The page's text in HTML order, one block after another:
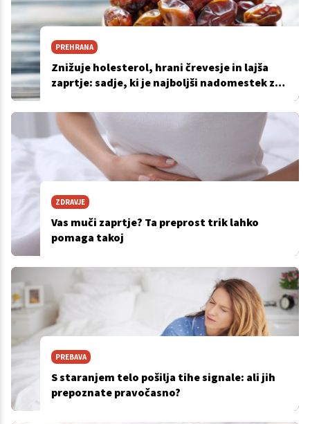
PREHRANA
Znižuje holesterol, hrani črevesje in lajša
zaprtje: sadje, ki je najboljši nadomestek za
ZDRAVJE
Vas muči zaprtje? Ta preprost trik lahko
pomaga takoj
PREBAVA
S staranjem telo pošilja tihe signale: ali jih
prepoznate pravočasno?